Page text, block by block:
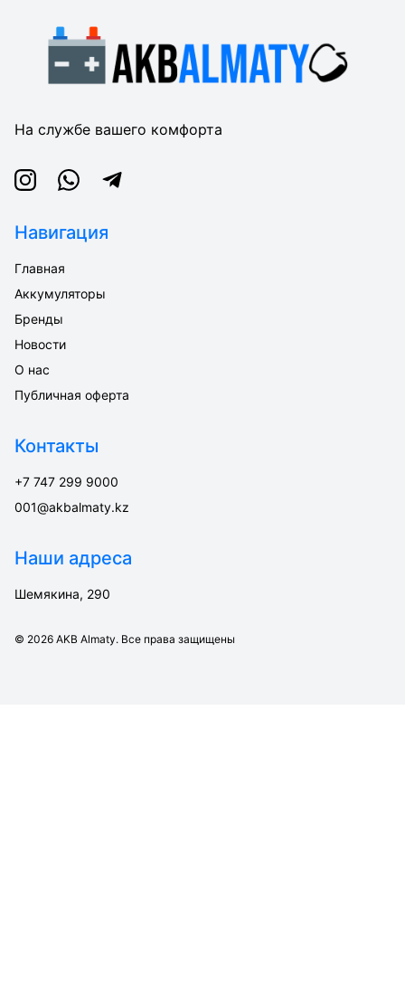
На службе вашего комфорта
InstagramWhatsappTelegram
Навигация
Главная
Аккумуляторы
Бренды
Новости
О нас
Публичная оферта
Контакты
+7 747 299 9000
001@akbalmaty.kz
Наши адреса
Шемякина, 290
© 2026 AKB Almaty. Все права защищены